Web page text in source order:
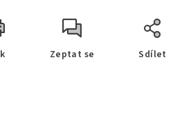
Zeptat se Sdílet